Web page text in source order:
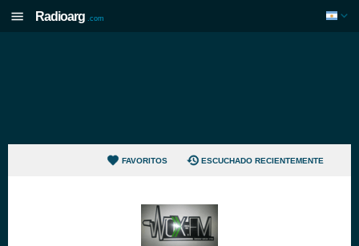
Radioarg .com
FAVORITOS ESCUCHADO RECIENTEMENTE